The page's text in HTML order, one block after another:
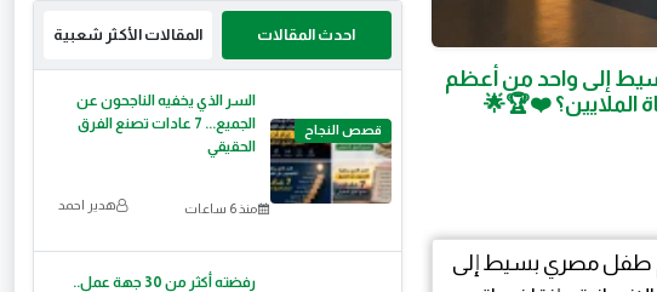
إلى واحد من أعظم
الملايين؟ ❤️🏆🌟
احدث المقالات المقالات الأكثر شعبية
قصص النجاح
السر الذي يخفيه الناجحون عن
الجميع... 7 عادات تصنع الفرق
الحقيقي
منذ 6 ساعات هدير احمد
رفضته أكثر من 30 جهة عمل..